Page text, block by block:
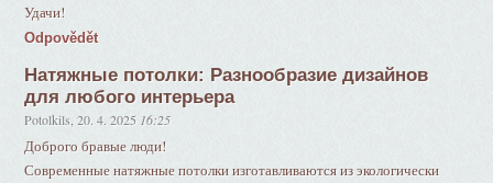
Удачи!
Odpovědět
Натяжные потолки: Разнообразие дизайнов
для любого интерьера
Potolkils ,20. 4. 2025 16:25
Доброго бравые люди!
Современные натяжные потолки изготавливаются из экологически